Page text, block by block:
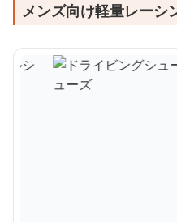
メンズ向け軽量レーシ